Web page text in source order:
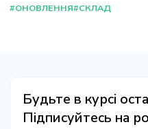
#ОНОВЛЕННЯ#СКЛАД
Будьте в курсі
Підписуйтесь на